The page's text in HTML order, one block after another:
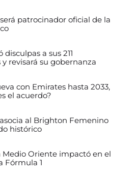
patrocinador oficial de la
disculpas a sus 211
y revisará su gobernanza
con Emirates hasta 2033,
el acuerdo?
al Brighton Femenino
histórico
Medio Oriente impactó en el
Fórmula 1